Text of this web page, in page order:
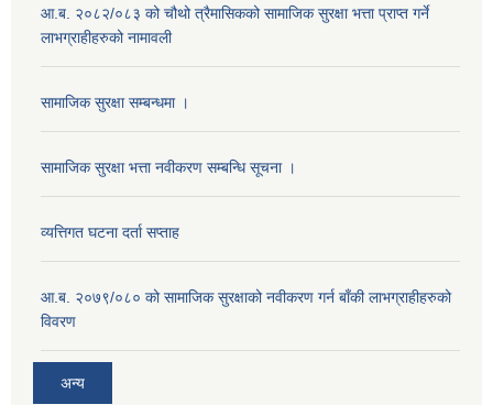
आ.ब. २०८२/०८३ को चौथो त्रैमासिकको सामाजिक सुरक्षा भत्ता प्राप्त गर्ने
लाभग्राहीहरुको नामावली
सामाजिक सुरक्षा सम्बन्धमा ।
सामाजिक सुरक्षा भत्ता नवीकरण सम्बन्धि सूचना ।
व्यत्तिगत घटना दर्ता सप्ताह
आ.ब. २०७९/०८० को सामाजिक सुरक्षाको नवीकरण गर्न बाँकी लाभग्राहीहरुको
विवरण
अन्य